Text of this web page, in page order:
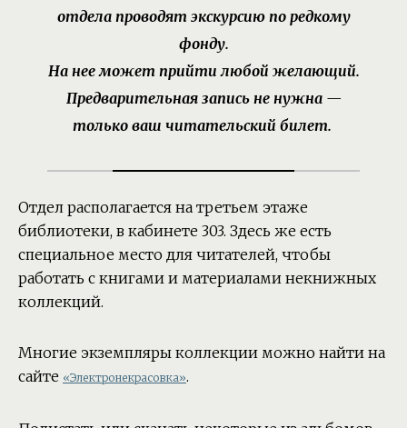
отдела проводят экскурсию по редкому
фонду.
На нее может прийти любой желающий.
Предварительная запись не нужна —
только ваш читательский билет.
Отдел располагается на третьем этаже
библиотеки, в кабинете 303. Здесь же есть
специальное место для читателей, чтобы
работать с книгами и материалами некнижных
коллекций.
Многие экземпляры коллекции можно найти на
сайте «Электронекрасовка».